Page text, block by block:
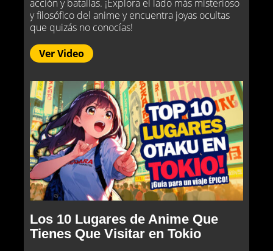
acción y batallas. ¡Explora el lado más misterioso
y filosófico del anime y encuentra joyas ocultas
que quizás no conocías!
Ver Video
Los 10 Lugares de Anime Que
Tienes Que Visitar en Tokio